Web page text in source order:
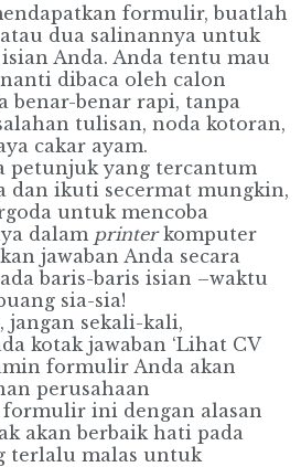
formulir, buatlah
dua salinannya untuk
Anda. Anda tentu mau
dibaca oleh calon
benar-benar rapi, tanpa
tulisan, noda kotoran,
cakar ayam.
petunjuk yang tercantum
dan ikuti secermat mungkin,
untuk mencoba
dalam printerkomputer
jawaban Anda secara
baris-baris isian –waktu
sia-sia!
jangan sekali-kali,
kotak jawaban ‘Lihat CV
formulir Anda akan
perusahaan
ini dengan alasan
akan berbaik hati pada
terlalu malas untuk